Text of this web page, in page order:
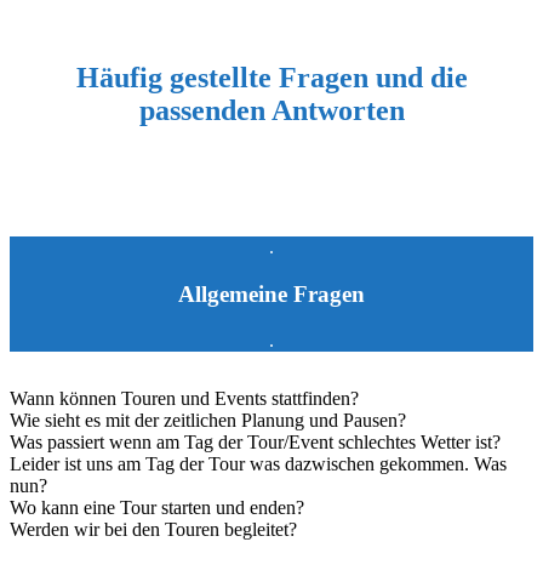
Häufig gestellte Fragen und die
passenden Antworten
.
Allgemeine Fragen
.
Wann können Touren und Events stattfinden?
Wie sieht es mit der zeitlichen Planung und Pausen?
Was passiert wenn am Tag der Tour/Event schlechtes Wetter ist?
Leider ist uns am Tag der Tour was dazwischen gekommen. Was
nun?
Wo kann eine Tour starten und enden?
Werden wir bei den Touren begleitet?